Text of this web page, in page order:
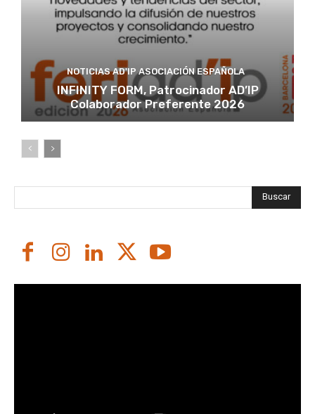
NOTICIAS AD'IP ASOCIACIÓN ESPAÑOLA
INFINITY FORM, Patrocinador AD’IP
Colaborador Preferente 2026
Buscar